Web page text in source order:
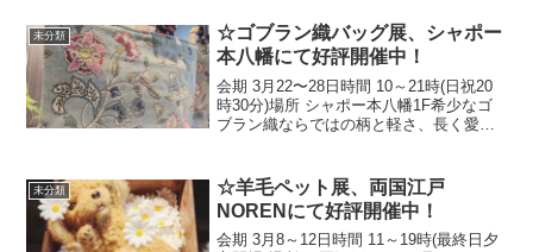
未分類
☆ゴブラン織バッグ展、シャポー
本八幡にて好評開催中！
会期 3月22〜28日時間 10～21時(日祝20
時30分)場所 シャポー本八幡1F希少なゴ
ブラン織ならではの柄と軽さ、長く愛用
Now ...
未分類
☆羊毛ペット展、両国江戸
NORENにて好評開催中！
会期 3月8～12日時間 11～19時(最終日夕